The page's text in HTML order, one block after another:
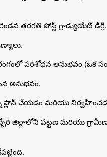
తరగతి పోస్ట్ గ్రాడ్యుయేట్ డిగ్రీ.
పరిశోధన అనుభవం (ఒక
అనుభవం.
ప్లాన్ చేయడం మరియు
జిల్లాలోని పట్టణ మరియు గ్రామీణ